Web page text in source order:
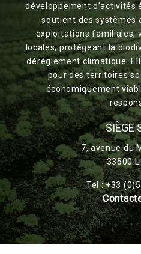
développement d’activités
soutient des systèmes
exploitations familiales,
locales, protégeant la
dérèglement climatique.
pour des territoires
économiquement
SIÈGE
7, avenue du
33500
Tel : +33